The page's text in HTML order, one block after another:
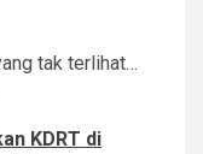
tak terlihat…
KDRT di